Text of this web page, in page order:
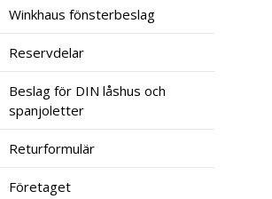
Winkhaus fönsterbeslag
Reservdelar
Beslag för DIN låshus och
spanjoletter
Returformulär
Företaget